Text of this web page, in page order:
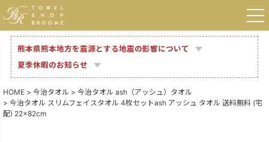
熊本県熊本地方を震源とする地震の影響について
夏季休暇のお知らせ
HOME 今治タオル
今治タオル ash（アッシュ）タオル
今治タオル スリムフェイスタオル 4枚セットash アッシュ タオル 送料無料 (宅
配) 22×82cm